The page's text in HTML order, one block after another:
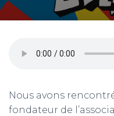
Nous avons
fondateur de